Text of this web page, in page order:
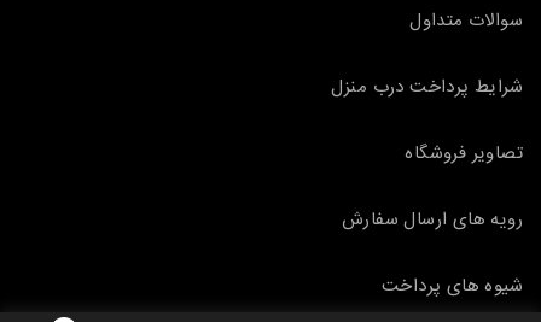
سوالات متداول
شرایط پرداخت درب منزل
تصاویر فروشگاه
رویه های ارسال سفارش
شیوه های پرداخت